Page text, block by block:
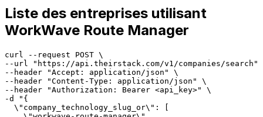
Liste des entreprises utilisant
WorkWave Route Manager
curl --request POST \
--url "https://api.theirstack.com/v1/companies/search"
--header "Accept: application/json" \
--header "Content-Type: application/json" \
--header "Authorization: Bearer <api_key>" \
-d "{
  \"company_technology_slug_or\": [